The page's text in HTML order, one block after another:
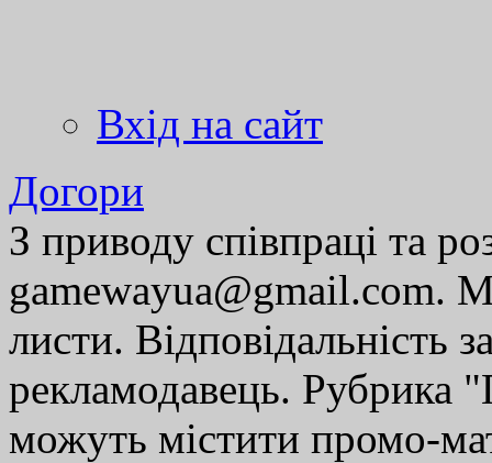
Вхід на сайт
Догори
З приводу співпраці та
gamewayua@gmail.com.
листи. Відповідальність
рекламодавець. Рубрика
можуть містити промо-